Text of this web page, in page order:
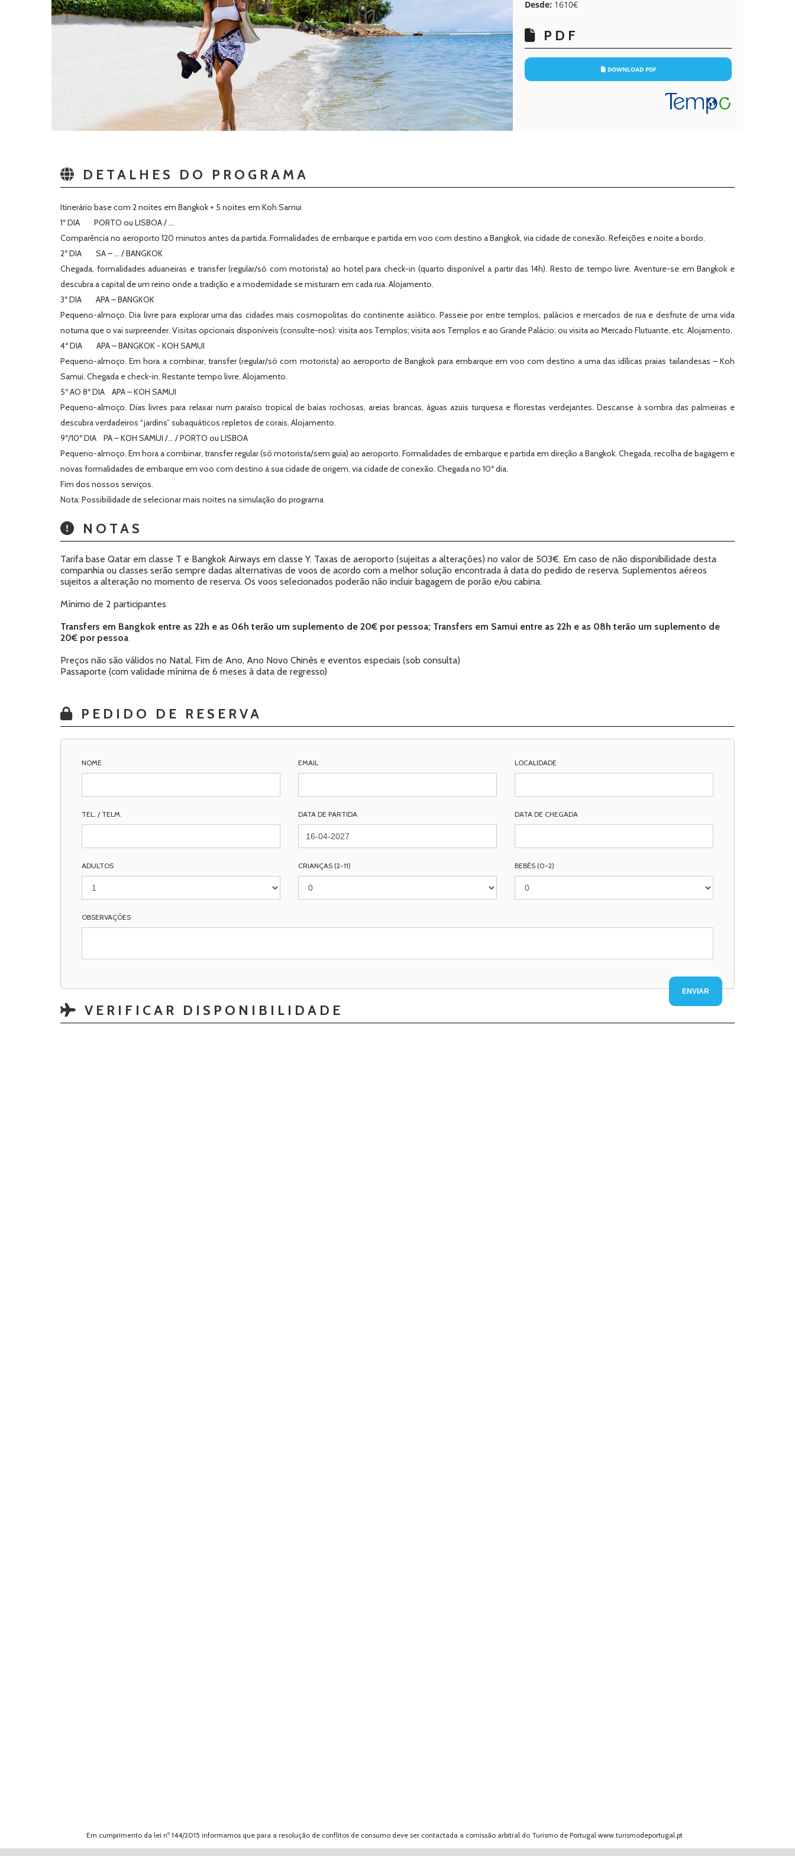
Desde: 1610€
PDF
DOWNLOAD PDF
DETALHES DO PROGRAMA
Itinerário base com 2 noites em Bangkok + 5 noites em Koh Samui
1º DIA PORTO ou LISBOA / …
Comparência no aeroporto 120 minutos antes da partida. Formalidades de embarque e partida em voo com destino a Bangkok, via cidade de conexão. Refeições e noite a bordo.
2º DIA SA – … / BANGKOK
Chegada, formalidades aduaneiras e transfer (regular/só com motorista) ao hotel para check-in (quarto disponível a partir das 14h). Resto de tempo livre. Aventure-se em Bangkok e
descubra a capital de um reino onde a tradição e a modernidade se misturam em cada rua. Alojamento.
3º DIA APA – BANGKOK
Pequeno-almoço. Dia livre para explorar uma das cidades mais cosmopolitas do continente asiático. Passeie por entre templos, palácios e mercados de rua e desfrute de uma vida
noturna que o vai surpreender. Visitas opcionais disponíveis (consulte-nos): visita aos Templos; visita aos Templos e ao Grande Palácio; ou visita ao Mercado Flutuante, etc. Alojamento.
4º DIA APA – BANGKOK - KOH SAMUI
Pequeno-almoço. Em hora a combinar, transfer (regular/só com motorista) ao aeroporto de Bangkok para embarque em voo com destino a uma das idílicas praias tailandesas – Koh
Samui. Chegada e check-in. Restante tempo livre. Alojamento.
5º AO 8º DIA APA – KOH SAMUI
Pequeno-almoço. Dias livres para relaxar num paraíso tropical de baías rochosas, areias brancas, águas azuis turquesa e florestas verdejantes. Descanse à sombra das palmeiras e
descubra verdadeiros “jardins” subaquáticos repletos de corais. Alojamento.
9º/10º DIA PA – KOH SAMUI /… / PORTO ou LISBOA
Pequeno-almoço. Em hora a combinar, transfer regular (só motorista/sem guia) ao aeroporto. Formalidades de embarque e partida em direção a Bangkok. Chegada, recolha de bagagem e
novas formalidades de embarque em voo com destino à sua cidade de origem, via cidade de conexão. Chegada no 10º dia.
Fim dos nossos serviços.
Nota: Possibilidade de selecionar mais noites na simulação do programa
NOTAS
Tarifa base Qatar em classe T e Bangkok Airways em classe Y. Taxas de aeroporto (sujeitas a alterações) no valor de 503€. Em caso de não disponibilidade desta
companhia ou classes serão sempre dadas alternativas de voos de acordo com a melhor solução encontrada à data do pedido de reserva. Suplementos aéreos
sujeitos a alteração no momento de reserva. Os voos selecionados poderão não incluir bagagem de porão e/ou cabina.
Mínimo de 2 participantes
Transfers em Bangkok entre as 22h e as 06h terão um suplemento de 20€ por pessoa; Transfers em Samui entre as 22h e as 08h terão um suplemento de
20€ por pessoa
Preços não são válidos no Natal, Fim de Ano, Ano Novo Chinês e eventos especiais (sob consulta)
Passaporte (com validade mínima de 6 meses à data de regresso)
PEDIDO DE RESERVA
NOME EMAIL LOCALIDADE
TEL. / TELM. DATA DE PARTIDA DATA DE CHEGADA
ADULTOS CRIANÇAS (2-11) BEBÉS (0-2)
OBSERVAÇÕES
VERIFICAR DISPONIBILIDADE
Em cumprimento da lei nº 144/2015 informamos que para a resolução de conflitos de consumo deve ser contactada a comissão arbitral do Turismo de Portugal www.turismodeportugal.pt